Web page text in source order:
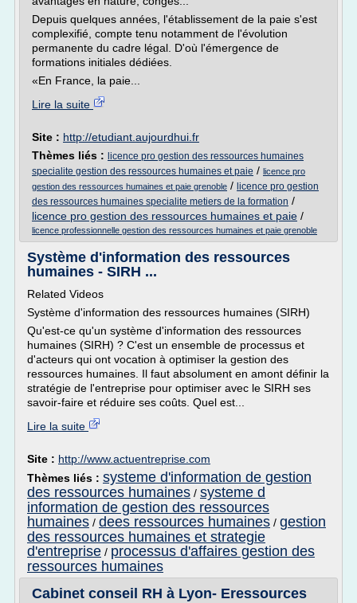
Depuis quelques années, l'établissement de la paie s'est
complexifié, compte tenu notamment de l'évolution
permanente du cadre légal. D'où l'émergence de
formations initiales dédiées.
«En France, la paie...
Lire la suite
Site : http://etudiant.aujourdhui.fr
Thèmes liés : licence pro gestion des ressources humaines
specialite gestion des ressources humaines et paie / licence pro
gestion des ressources humaines et paie grenoble / licence pro gestion
des ressources humaines specialite metiers de la formation /
licence pro gestion des ressources humaines et paie /
licence professionnelle gestion des ressources humaines et paie grenoble
Système d'information des ressources
humaines - SIRH ...
Related Videos
Système d'information des ressources humaines (SIRH)
Qu'est-ce qu'un système d'information des ressources
humaines (SIRH) ? C'est un ensemble de processus et
d'acteurs qui ont vocation à optimiser la gestion des
ressources humaines. Il faut absolument en amont définir la
stratégie de l'entreprise pour optimiser avec le SIRH ses
savoir-faire et réduire ses coûts. Quel est...
Lire la suite
Site : http://www.actuentreprise.com
Thèmes liés : systeme d'information de gestion
des ressources humaines / systeme d
information de gestion des ressources
humaines / dees ressources humaines / gestion
des ressources humaines et strategie
d'entreprise / processus d'affaires gestion des
ressources humaines
Cabinet conseil RH à Lyon- Eressources